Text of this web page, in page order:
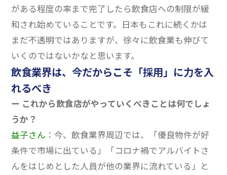
がある程度の率まで完了したら飲食店への制限が緩
和され始めていることです。 日本もこれに続くかは
まだ不透明ではありますが、徐々に飲食業も伸びて
いくのではないかなと思います。
飲食業界は、今だからこそ「採用」に力を入
れるべき
ー これから飲食店がやっていくべきことは何でしょ
うか？
益子さん ：今、飲食業界周辺では、「優良物件が好
条件で市場に出ている」「コロナ禍でアルバイトさ
んをはじめとした人員が他の業界に流れている」と